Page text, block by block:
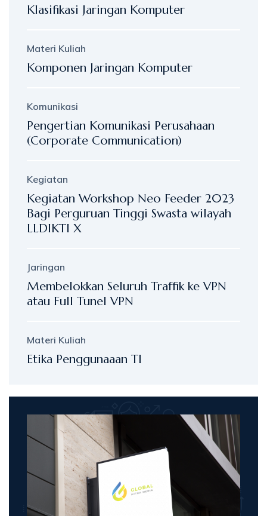
Klasifikasi Jaringan Komputer
Materi Kuliah
Komponen Jaringan Komputer
Komunikasi
Pengertian Komunikasi Perusahaan
(Corporate Communication)
Kegiatan
Kegiatan Workshop Neo Feeder 2023
Bagi Perguruan Tinggi Swasta wilayah
LLDIKTI X
Jaringan
Membelokkan Seluruh Traffik ke VPN
atau Full Tunel VPN
Materi Kuliah
Etika Penggunaaan TI